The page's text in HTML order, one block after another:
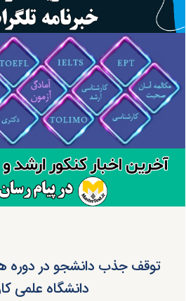
توقف جذب دانشجو در دوره
دانشگاه علمی